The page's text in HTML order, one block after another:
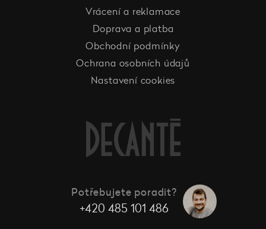
Vrácení a reklamace
Doprava a platba
Obchodní podmínky
Ochrana osobních údajů
Nastavení cookies
Potřebujete poradit?
+420 485 101 486